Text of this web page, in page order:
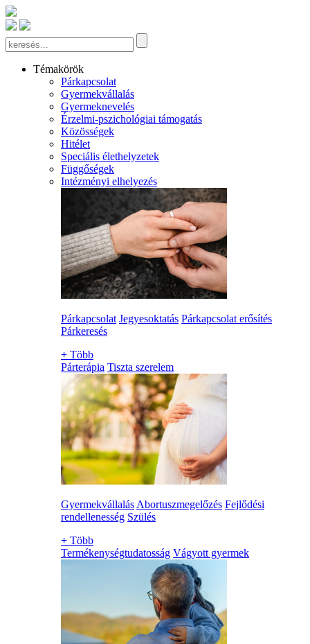
Témakörök
Párkapcsolat
Gyermekvállalás
Gyermeknevelés
Érzelmi-pszichológiai támogatás
Közösségek
Hitélet
Speciális élethelyzetek
Függőségek
Intézményi elhelyezés
Párkapcsolat Jegyesoktatás Párkapcsolat erősítés
Párkeresés
+ Több
Párterápia Tiszta szerelem
Gyermekvállalás Abortuszmegelőzés Fejlődési
rendellenesség Szülés
+ Több
Termékenységtudatosság Vágyott gyermek